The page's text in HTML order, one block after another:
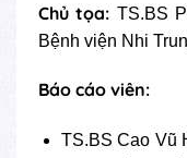
Chủ tọa: TS.BS
Bệnh viện Nhi
Báo cáo viên:
TS.BS Cao Vũ